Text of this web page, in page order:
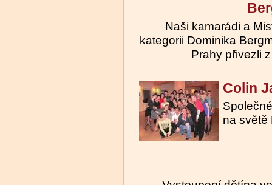
Naši kamarádi a
kategorii Dominika
Prahy přivezli
Colin
na světě